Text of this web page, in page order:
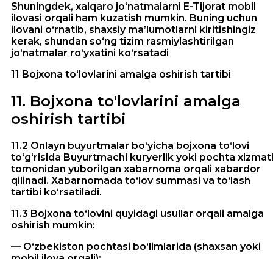
Shuningdek, xalqaro jo‘natmalarni E-Tijorat mobil
ilovasi orqali ham kuzatish mumkin. Buning uchun
ilovani o‘rnatib, shaxsiy ma’lumotlarni kiritishingiz
kerak, shundan so‘ng tizim rasmiylashtirilgan
jo‘natmalar ro‘yxatini ko‘rsatadi
11 Bojxona to‘lovlarini amalga oshirish tartibi
11. Bojxona to'lovlarini amalga
oshirish tartibi
11.2 Onlayn buyurtmalar bo‘yicha bojxona to‘lovi
to‘g‘risida Buyurtmachi kuryerlik yoki pochta xizmati
tomonidan yuborilgan xabarnoma orqali xabardor
qilinadi. Xabarnomada to‘lov summasi va to‘lash
tartibi ko‘rsatiladi.
11.3 Bojxona to‘lovini quyidagi usullar orqali amalga
oshirish mumkin:
— O‘zbekiston pochtasi bo‘limlarida (shaxsan yoki